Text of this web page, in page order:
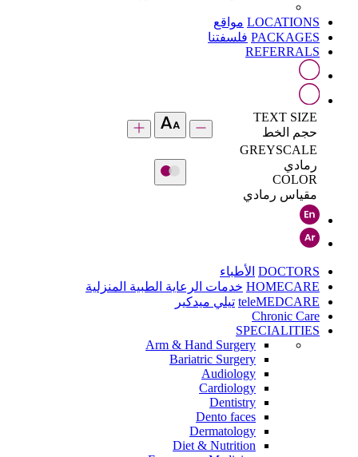
LOCATIONS مواقع
PACKAGES فلسفتنا
REFERRALS
TEXT SIZE
حجم الخط
GREYSCALE
رمادي
COLOR
مقياس رمادي
DOCTORS الأطباء
HOMECARE خدمات الرعاية الطبية المنزلية
teleMEDCARE تيلي ميدكير
Chronic Care
SPECIALITIES
Arm & Hand Surgery
Bariatric Surgery
Audiology
Cardiology
Dentistry
Dento faces
Dermatology
Diet & Nutrition